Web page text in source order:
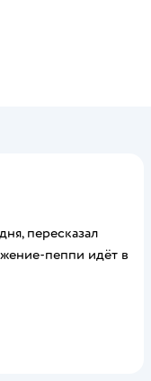
пересказал
пеппи идёт в